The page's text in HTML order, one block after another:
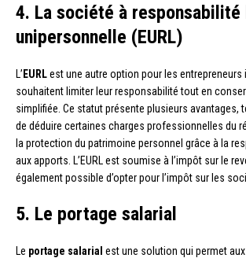
4. La société à
unipersonnelle (EURL)
L’EURLest une autre option pour les entrepreneurs
souhaitent limiter leur responsabilité tout en
simplifiée. Ce statut présente plusieurs avantages,
de déduire certaines charges professionnelles du
la protection du patrimoine personnel grâce à la
aux apports. L’EURL est soumise à l’impôt sur le
également possible d’opter pour l’impôt sur les
5. Le portage salarial
Le portage salarial est une solution qui permet